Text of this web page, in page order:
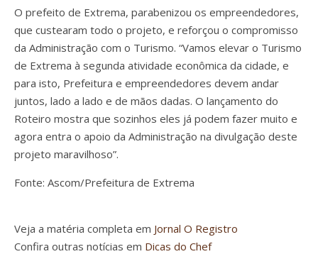
O prefeito de Extrema, parabenizou os empreendedores,
que custearam todo o projeto, e reforçou o compromisso
da Administração com o Turismo. “Vamos elevar o Turismo
de Extrema à segunda atividade econômica da cidade, e
para isto, Prefeitura e empreendedores devem andar
juntos, lado a lado e de mãos dadas. O lançamento do
Roteiro mostra que sozinhos eles já podem fazer muito e
agora entra o apoio da Administração na divulgação deste
projeto maravilhoso”.
Fonte: Ascom/Prefeitura de Extrema
Veja a matéria completa em Jornal O Registro
Confira outras notícias em Dicas do Chef